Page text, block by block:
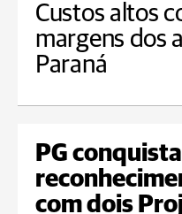
Custos altos
margens dos
Paraná
PG conquista
com dois